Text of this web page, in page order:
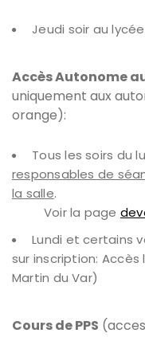
Jeudi soir au
Accès Autonome
uniquement aux
orange):
Tous les soirs du
responsables de
la salle.
Voir la page
Lundi et certains
sur inscription:
Martin du Var)
Cours de PPS